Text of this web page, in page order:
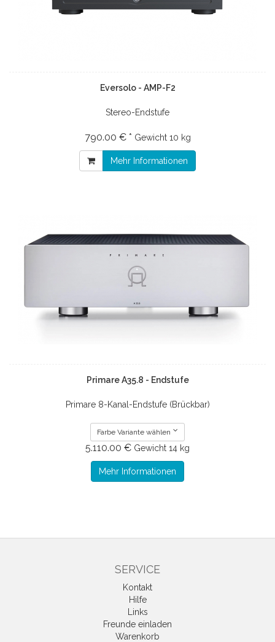
Eversolo - AMP-F2
Stereo-Endstufe
790.00 € * Gewicht 10 kg
Mehr Informationen
Primare A35.8 - Endstufe
Primare 8-Kanal-Endstufe (Brückbar)
Farbe Variante wählen
5.110.00 € Gewicht 14 kg
Mehr Informationen
SERVICE
Kontakt
Hilfe
Links
Freunde einladen
Warenkorb